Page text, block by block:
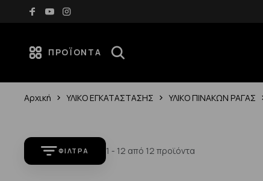
για αγορές άνω των 70€ Νέες αφίξεις κάθε
ΠΡΟΪΌΝΤΑ
Αρχική ΥΛΙΚΟ ΕΓΚΑΤΑΣΤΑΣΗΣ ΥΛΙΚΟ ΠΙΝΑΚΩΝ ΡΑΓΑΣ
ΦΊΛΤΡΑ 1 - 12 από 12 προϊόντα